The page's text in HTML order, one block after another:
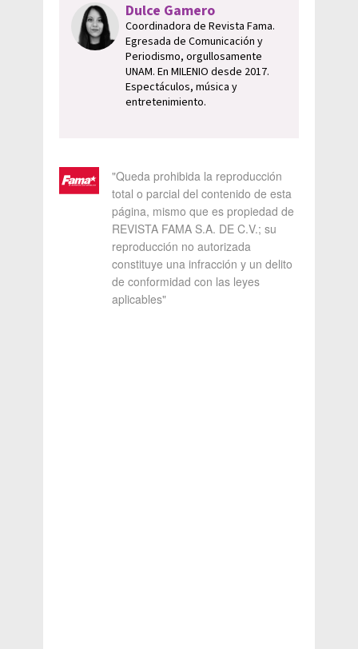
Dulce Gamero
Coordinadora de Revista Fama.
Egresada de Comunicación y
Periodismo, orgullosamente
UNAM. En MILENIO desde 2017.
Espectáculos, música y
entretenimiento.
"Queda prohibida la reproducción
total o parcial del contenido de esta
página, mismo que es propiedad de
REVISTA FAMA S.A. DE C.V.; su
reproducción no autorizada
constituye una infracción y un delito
de conformidad con las leyes
aplicables"